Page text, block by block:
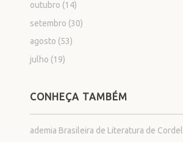
outubro (14)
setembro (30)
agosto (53)
julho (19)
CONHEÇA TAMBÉM
ademia Brasileira de Literatura de Cordel